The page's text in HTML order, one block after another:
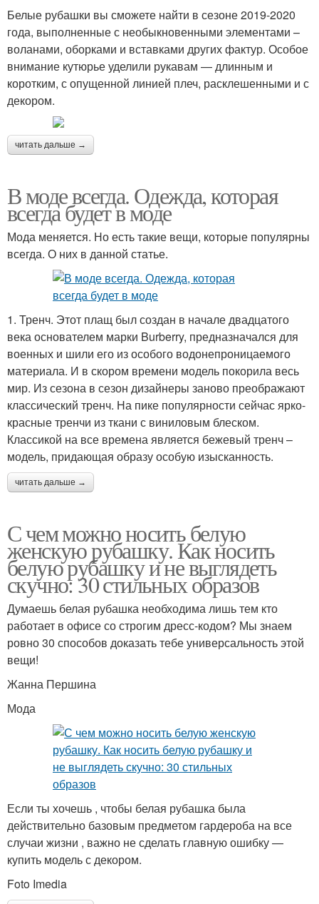
Белые рубашки вы сможете найти в сезоне 2019-2020
года, выполненные с необыкновенными элементами –
воланами, оборками и вставками других фактур. Особое
внимание кутюрье уделили рукавам — длинным и
коротким, с опущенной линией плеч, расклешенными и с
декором.
читать дальше →
В моде всегда. Одежда, которая
всегда будет в моде
Мода меняется. Но есть такие вещи, которые популярны
всегда. О них в данной статье.
1. Тренч. Этот плащ был создан в начале двадцатого
века основателем марки Burberry, предназначался для
военных и шили его из особого водонепроницаемого
материала. И в скором времени модель покорила весь
мир. Из сезона в сезон дизайнеры заново преображают
классический тренч. На пике популярности сейчас ярко-
красные тренчи из ткани с виниловым блеском.
Классикой на все времена является бежевый тренч –
модель, придающая образу особую изысканность.
читать дальше →
С чем можно носить белую
женскую рубашку. Как носить
белую рубашку и не выглядеть
скучно: 30 стильных образов
Думаешь белая рубашка необходима лишь тем кто
работает в офисе со строгим дресс-кодом? Мы знаем
ровно 30 способов доказать тебе универсальность этой
вещи!
Жанна Першина
Мода
Если ты хочешь , чтобы белая рубашка была
действительно базовым предметом гардероба на все
случаи жизни , важно не сделать главную ошибку —
купить модель с декором.
Foto Imedia